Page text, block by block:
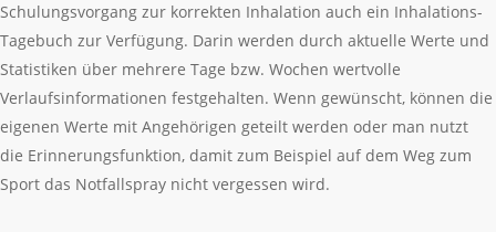
Schulungsvorgang zur korrekten Inhalation auch ein Inhalations-
Tagebuch zur Verfügung. Darin werden durch aktuelle Werte und
Statistiken über mehrere Tage bzw. Wochen wertvolle
Verlaufsinformationen festgehalten. Wenn gewünscht, können die
eigenen Werte mit Angehörigen geteilt werden oder man nutzt
die Erinnerungsfunktion, damit zum Beispiel auf dem Weg zum
Sport das Notfallspray nicht vergessen wird.